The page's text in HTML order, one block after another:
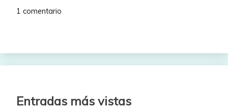
1 comentario
Entradas más vistas